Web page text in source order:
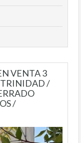
VENTA 3
TRINIDAD /
/